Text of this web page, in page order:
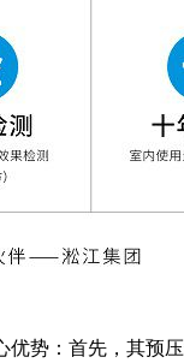
势：首先，其预